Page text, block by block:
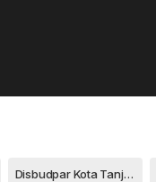
Disbudpar Kota Tanjungpinang